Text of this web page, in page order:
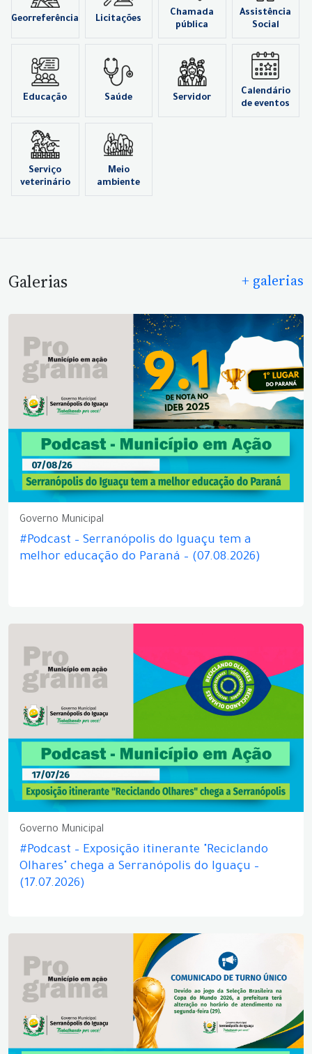
Georreferência Licitações
Chamada
pública
Assistência
Social
Educação Saúde Servidor
Calendário
de eventos
Serviço
veterinário
Meio
ambiente
Galerias + galerias
Governo Municipal
#Podcast – Serranópolis do Iguaçu tem a
melhor educação do Paraná – (07.08.2026)
Governo Municipal
#Podcast – Exposição itinerante "Reciclando
Olhares" chega a Serranópolis do Iguaçu –
(17.07.2026)